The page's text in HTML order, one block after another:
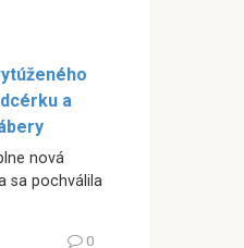
a
nová
sa pochválila
0